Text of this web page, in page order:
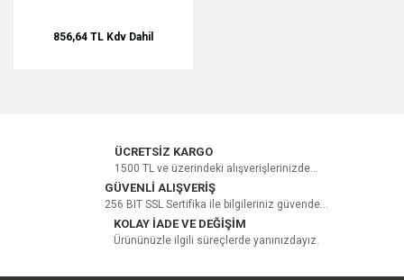
856,64 TL Kdv Dahil
ÜCRETSİZ KARGO
1500 TL ve üzerindeki alışverişlerinizde...
GÜVENLİ ALIŞVERİŞ
256 BIT SSL Sertifika ile bilgileriniz güvende...
KOLAY İADE VE DEĞİŞİM
Ürününüzle ilgili süreçlerde yanınızdayız.